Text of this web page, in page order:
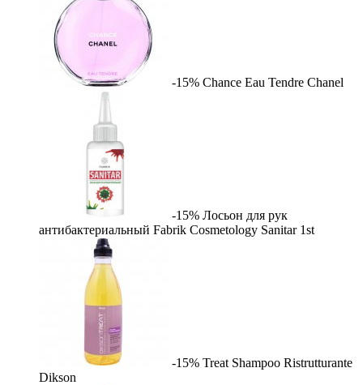
-15% Chance Eau Tendre Chanel
-15% Лосьон для рук
антибактериальный Fabrik Cosmetology Sanitar 1st
-15% Treat Shampoo Ristrutturante
Dikson